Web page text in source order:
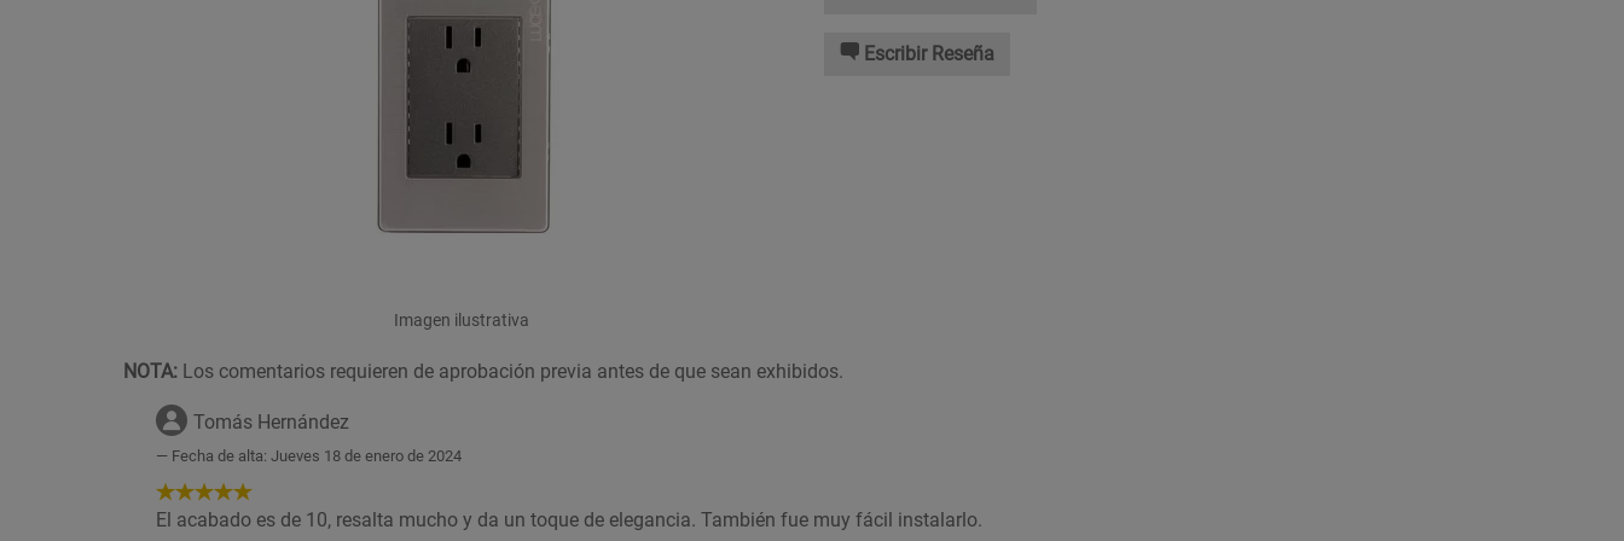
Imagen ilustrativa
Escribir Reseña
NOTA: Los comentarios requieren de aprobación previa antes de que sean exhibidos.
Tomás Hernández
Fecha de alta: Jueves 18 de enero de 2024
5
de
El acabado es de 10, resalta mucho y da un toque de elegancia. También fue muy fácil instalarlo.